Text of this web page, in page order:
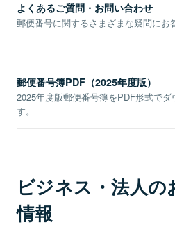
よくあるご質問・お問い合わせ
郵便番号に関するさまざまな疑問にお
郵便番号簿PDF（2025年度版）
2025年度版郵便番号簿をPDF形式でダ
す。
ビジネス・法人の
情報